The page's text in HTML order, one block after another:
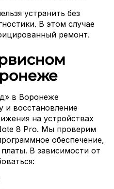
устранить без
В этом случае
ремонт.
в Воронеже
и восстановление
на устройствах
8 Pro. Мы проверим
обеспечение,
В зависимости от